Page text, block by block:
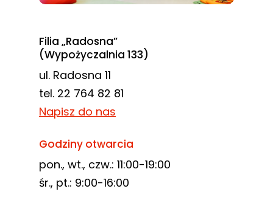
Filia „Radosna”
(Wypożyczalnia 133)
ul. Radosna 11
tel. 22 764 82 81
Napisz do nas
Godziny otwarcia
pon., wt., czw.: 11:00-19:00
śr., pt.: 9:00-16:00